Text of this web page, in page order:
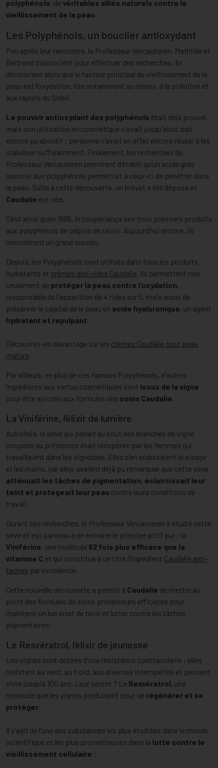
polyphénols, de véritables alliés naturels contre le
vieillissement de la peau.
Les Polyphénols, un bouclier antioxydant
Peu après leur rencontre, le Professeur Vercauteren, Mathilde et
Bertrand s’associent pour effectuer des recherches. Ils
découvrent alors que le facteur principal du vieillissement de la
peau est l’oxydation, liée notamment au stress, à la pollution et
aux rayons du Soleil.
Le pouvoir antioxydant des polyphénols était déjà prouvé,
mais son utilisation en cosmétique n’avait jusqu’alors pas
encore pu aboutir : personne n’avait en effet encore réussi à les
stabiliser suffisamment. Finalement, les recherches du
Professeur Vercauteren permirent d’établir qu’un acide gras
associé aux polyphénols permettait à ceux-ci de pénétrer dans
la peau. Suite à cette découverte, un brevet a été déposé et
Caudalie est née.
C’est ainsi qu’en 1995, le couple lança ses trois premiers produits
aux polyphénols de pépins de raisin. Aujourd’hui encore, ils
rencontrent un grand succès.
Depuis, les Polyphénols sont utilisés dans tous les produits
hydratants et crèmes anti-rides Caudalie. Ils permettent non
seulement de protéger la peau contre l’oxydation,
responsable de l’apparition de 4 rides sur 5, mais aussi de
préserver le capital de la peau en acide hyaluronique, un agent
hydratant et repulpant.
Découvrez-en davantage sur les crèmes Caudalie pour peau
mature.
Par ailleurs, en plus de ces fameux Polyphénols, d’autres
ingrédients aux vertus cosmétiques sont issus de la vigne
pour être ajoutés aux formules des soins Caudalie.
La Viniférine, l’élixir de lumière
Autrefois, la sève qui perlait au bout des branches de vigne
coupées au printemps était récupérée par les femmes qui
travaillaient dans les vignobles. Elles s’en enduisaient le visage
et les mains, car elles avaient déjà pu remarquer que cette sève
atténuait les tâches de pigmentation, éclaircissait leur
teint et protégeait leur peau contre leurs conditions de
travail.
Durant ses recherches, le Professeur Vercauteren a étudié cette
sève et est parvenu à en extraire le principe actif pur : la
Viniférine, une molécule 62 fois plus efficace que la
vitamine C et qui constitue à ce titre l’ingrédient Caudalie anti-
taches par excellence.
Cette nouvelle découverte a permis à Caudalie de mettre au
point des formules de soins protecteurs efficaces pour
maintenir un bel éclat de teint et lutter contre les tâches
pigmentaires.
Le Resvératrol, l’élixir de jeunesse
Les vignes sont dotées d’une résistance spectaculaire : elles
résistent au vent, au froid, aux diverses intempéries et peuvent
vivre jusqu’à 100 ans. Leur secret ? Le Resvératrol, une
molécule que les vignes produisent pour se régénérer et se
protéger.
Il s’agit de l’une des substances les plus étudiées dans le monde
scientifique et les plus prometteuses dans la lutte contre le
vieillissement cellulaire :